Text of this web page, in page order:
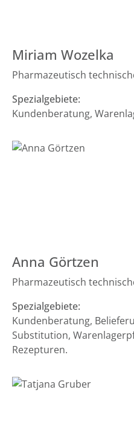
Miriam Wozelka
Pharmazeutisch
Spezialgebiete:
Kundenberatung,
Anna Görtzen
Pharmazeutisch
Spezialgebiete:
Kundenberatung,
Substitution,
Rezepturen.